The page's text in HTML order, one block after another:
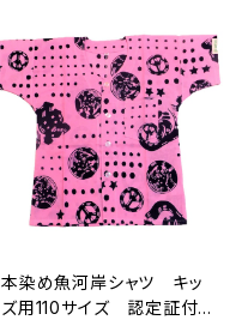
人の仕立てシャツ てぬぐ
いシャツ 濱いちシャツ
焼津 浜通り 港町
本染め魚河岸シャツ キッ
ズ用110サイズ 認定証付